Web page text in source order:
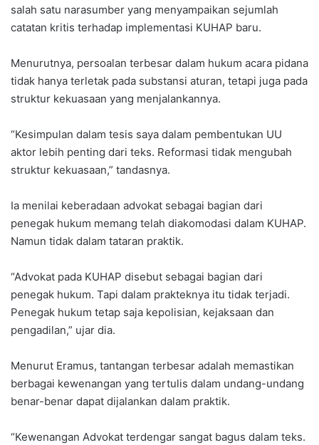
salah satu narasumber yang menyampaikan sejumlah
catatan kritis terhadap implementasi KUHAP baru.
Menurutnya, persoalan terbesar dalam hukum acara pidana
tidak hanya terletak pada substansi aturan, tetapi juga pada
struktur kekuasaan yang menjalankannya.
“Kesimpulan dalam tesis saya dalam pembentukan UU
aktor lebih penting dari teks. Reformasi tidak mengubah
struktur kekuasaan,” tandasnya.
Ia menilai keberadaan advokat sebagai bagian dari
penegak hukum memang telah diakomodasi dalam KUHAP.
Namun tidak dalam tataran praktik.
“Advokat pada KUHAP disebut sebagai bagian dari
penegak hukum. Tapi dalam prakteknya itu tidak terjadi.
Penegak hukum tetap saja kepolisian, kejaksaan dan
pengadilan,” ujar dia.
Menurut Eramus, tantangan terbesar adalah memastikan
berbagai kewenangan yang tertulis dalam undang-undang
benar-benar dapat dijalankan dalam praktik.
“Kewenangan Advokat terdengar sangat bagus dalam teks.